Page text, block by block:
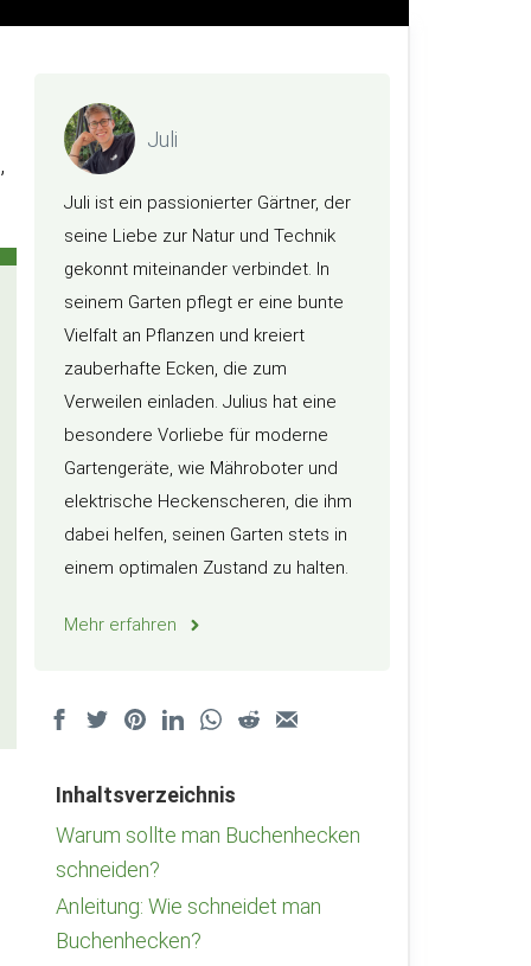
Juli
Juli ist ein passionierter Gärtner, der
seine Liebe zur Natur und Technik
gekonnt miteinander verbindet. In
seinem Garten pflegt er eine bunte
Vielfalt an Pflanzen und kreiert
zauberhafte Ecken, die zum
Verweilen einladen. Julius hat eine
besondere Vorliebe für moderne
Gartengeräte, wie Mähroboter und
elektrische Heckenscheren, die ihm
dabei helfen, seinen Garten stets in
einem optimalen Zustand zu halten.
Mehr erfahren
Inhaltsverzeichnis
Warum sollte man Buchenhecken
schneiden?
Anleitung: Wie schneidet man
Buchenhecken?